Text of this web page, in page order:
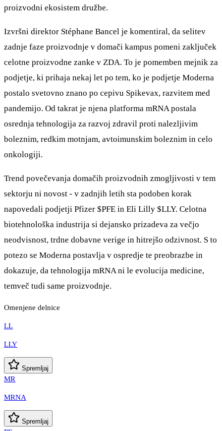
proizvodni ekosistem družbe.
Izvršni direktor Stéphane Bancel je komentiral, da selitev
zadnje faze proizvodnje v domači kampus pomeni zaključek
celotne proizvodne zanke v ZDA. To je pomemben mejnik za
podjetje, ki prihaja nekaj let po tem, ko je podjetje Moderna
postalo svetovno znano po cepivu Spikevax, razvitem med
pandemijo. Od takrat je njena platforma mRNA postala
osrednja tehnologija za razvoj zdravil proti nalezljivim
boleznim, redkim motnjam, avtoimunskim boleznim in celo
onkologiji.
Trend povečevanja domačih proizvodnih zmogljivosti v tem
sektorju ni novost - v zadnjih letih sta podoben korak
napovedali podjetji Pfizer $PFE in Eli Lilly $LLY. Celotna
biotehnološka industrija si dejansko prizadeva za večjo
neodvisnost, trdne dobavne verige in hitrejšo odzivnost. S to
potezo se Moderna postavlja v ospredje te preobrazbe in
dokazuje, da tehnologija mRNA ni le evolucija medicine,
temveč tudi same proizvodnje.
Omenjene delnice
LL
LLY
Spremljaj
MR
MRNA
Spremljaj